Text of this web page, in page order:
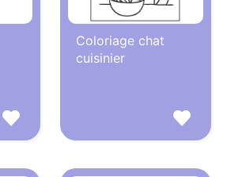
Coloriage chat
cuisinier